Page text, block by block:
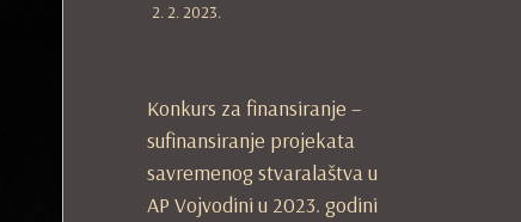
2. 2. 2023.
Konkurs za finansiranje –
sufinansiranje projekata
savremenog stvaralaštva u
AP Vojvodini u 2023. godini